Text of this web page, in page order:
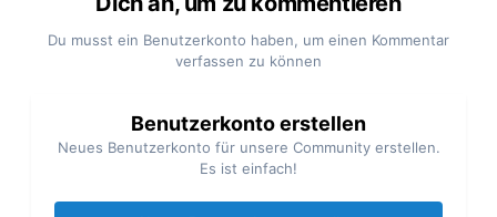
Du musst ein Benutzerkonto haben, um einen Kommentar
verfassen zu können
Benutzerkonto erstellen
Neues Benutzerkonto für unsere Community erstellen.
Es ist einfach!